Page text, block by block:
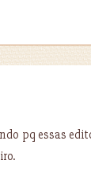
pq essas